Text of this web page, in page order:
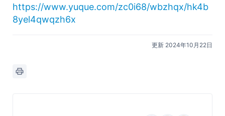
https://www.yuque.com/zc0i68/wbzhqx/hk4b
8yel4qwqzh6x
更新 2024年10月22日